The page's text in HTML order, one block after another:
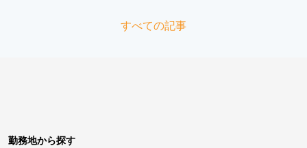
すべての記事
勤務地から探す